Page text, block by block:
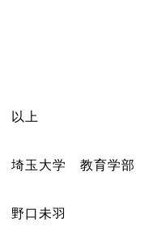
以上
埼玉大学 教育学部
野口未羽